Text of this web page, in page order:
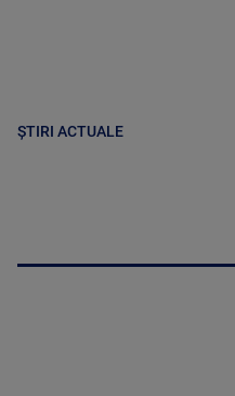
ȘTIRI ACTUALE